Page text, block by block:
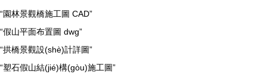
“園林景觀橋施工圖 CAD”
“假山平面布置圖 dwg”
“拱橋景觀設(shè)計詳圖”
“塑石假山結(jié)構(gòu)施工圖”